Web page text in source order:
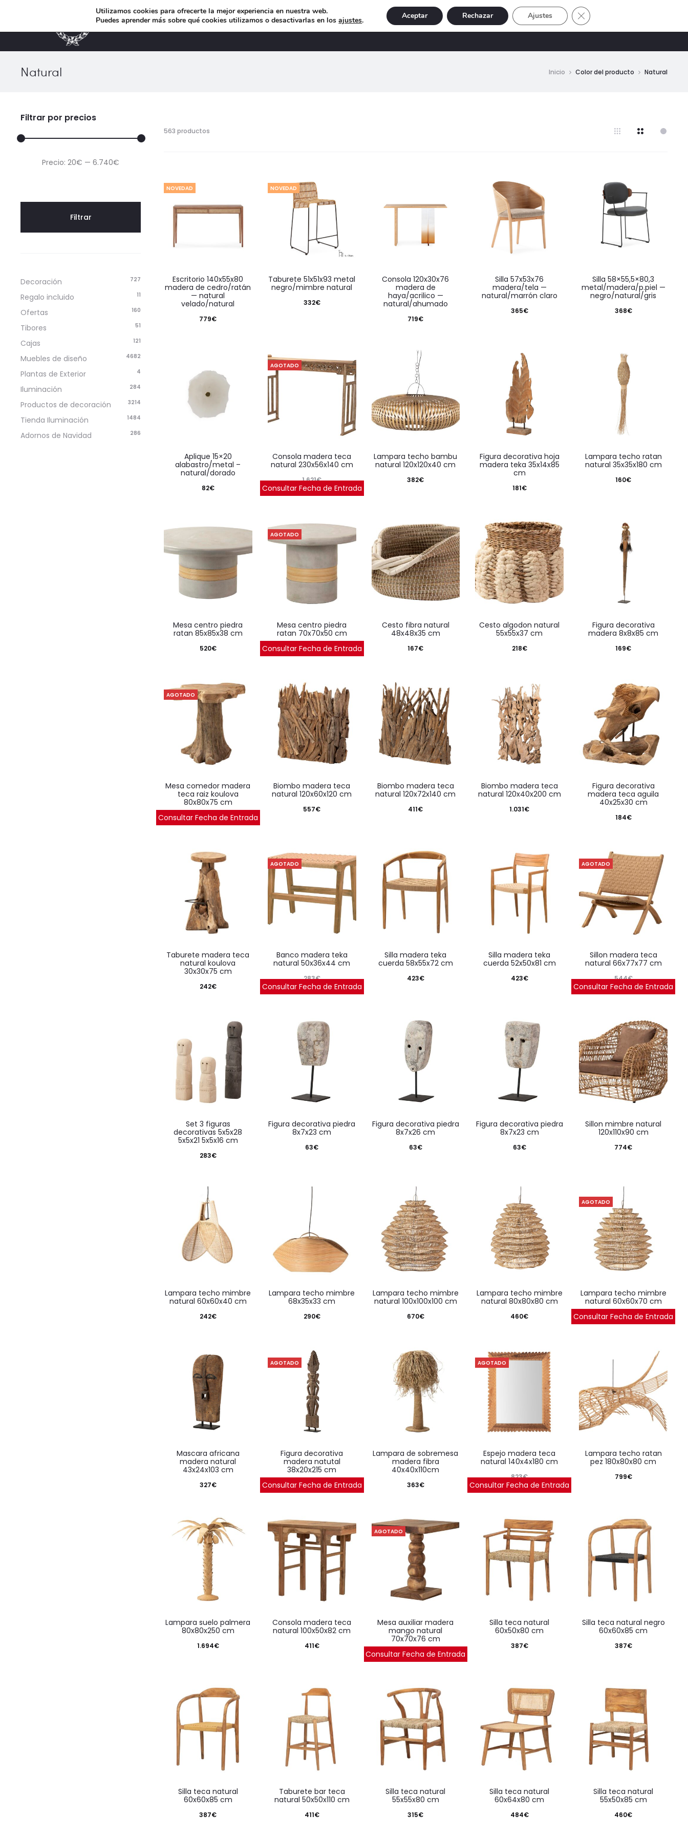
MUEBLES DE DISEÑO ILUMINACIÓN NAVIDAD EXCLUSIVE OFERTAS Buscar
Natural Inicio Color del producto Natural
563 productos
por
los
NOVEDAD
escritorio 140x55x80
madera de cedro/ratán
— natural
velado/natural
779€
NOVEDAD
taburete 51x51x93 metal
negro/mimbre natural
332€
consola 120x30x76
madera de
haya/acrilico —
natural/ahumado
719€
silla 57x53x76
madera/tela —
natural/marrón claro
365€
silla 58×55,5×80,3
metal/madera/p.piel —
negro/natural/gris
368€
aplique 15×20
alabastro/metal –
natural/dorado
82€
AGOTADO
consola madera teca
natural 230x56x140 cm
1.621€
Consultar Fecha de Entrada
lampara techo bambu
natural 120x120x40 cm
382€
figura decorativa hoja
madera teka 35x14x85
cm
181€
lampara techo ratan
natural 35x35x180 cm
160€
mesa centro piedra
ratan 85x85x38 cm
520€
AGOTADO
mesa centro piedra
ratan 70x70x50 cm
457€
Consultar Fecha de Entrada
cesto fibra natural
48x48x35 cm
167€
cesto algodon natural
55x55x37 cm
218€
figura decorativa
madera 8x8x85 cm
169€
AGOTADO
mesa comedor madera
teca raiz koulova
80x80x75 cm
484€
Consultar Fecha de Entrada
biombo madera teca
natural 120x60x120 cm
557€
biombo madera teca
natural 120x72x140 cm
411€
biombo madera teca
natural 120x40x200 cm
1.031€
figura decorativa
madera teca aguila
40x25x30 cm
184€
taburete madera teca
natural koulova
30x30x75 cm
242€
AGOTADO
banco madera teka
natural 50x36x44 cm
283€
Consultar Fecha de Entrada
silla madera teka
cuerda 58x55x72 cm
423€
silla madera teka
cuerda 52x50x81 cm
423€
AGOTADO
sillon madera teca
natural 66x77x77 cm
544€
Consultar Fecha de Entrada
set 3 figuras
decorativas 5x5x28
5x5x21 5x5x16 cm
283€
figura decorativa piedra
8x7x23 cm
63€
figura decorativa piedra
8x7x26 cm
63€
figura decorativa piedra
8x7x23 cm
63€
sillon mimbre natural
120x110x90 cm
774€
lampara techo mimbre
natural 60x60x40 cm
242€
lampara techo mimbre
68x35x33 cm
290€
lampara techo mimbre
natural 100x100x100 cm
670€
lampara techo mimbre
natural 80x80x80 cm
460€
AGOTADO
lampara techo mimbre
natural 60x60x70 cm
290€
Consultar Fecha de Entrada
mascara africana
madera natural
43x24x103 cm
327€
AGOTADO
figura decorativa
madera natutal
38x20x215 cm
1.130€
Consultar Fecha de Entrada
lampara de sobremesa
madera fibra
40x40x110cm
363€
AGOTADO
espejo madera teca
natural 140x4x180 cm
823€
Consultar Fecha de Entrada
lampara techo ratan
pez 180x80x80 cm
799€
lampara suelo palmera
80x80x250 cm
1.694€
consola madera teca
natural 100x50x82 cm
411€
AGOTADO
mesa auxiliar madera
mango natural
70x70x76 cm
457€
Consultar Fecha de Entrada
silla teca natural
60x50x80 cm
387€
silla teca natural negro
60x60x85 cm
387€
silla teca natural
60x60x85 cm
387€
taburete bar teca
natural 50x50x110 cm
411€
silla teca natural
55x55x80 cm
315€
silla teca natural
60x64x80 cm
484€
silla teca natural
55x50x85 cm
460€
Filtrar por precios
Precio
Precio
Filtrar
Precio: 20€ — 6.740€
Decoración 727
Regalo incluido 11
Ofertas 160
Tibores 51
Cajas 121
Muebles de diseño 4682
Plantas de Exterior 4
Iluminación 284
Productos de decoración 3214
Tienda Iluminación 1484
Adornos de Navidad 286
Utilizamos cookies para ofrecerte la mejor experiencia en nuestra web.
Puedes aprender más sobre qué cookies utilizamos o desactivarlas en losajustes. Aceptar Rechazar Ajustes Cerrar el banner de cookies